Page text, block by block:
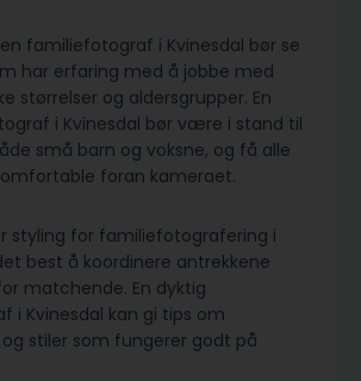
familiefotograf i Kvinesdal bør se
har erfaring med å jobbe med
størrelser og aldersgrupper. En
i Kvinesdal bør være i stand til
små barn og voksne, og få alle
foran kameraet.
styling for familiefotografering i
best å koordinere antrekkene
matchende. En dyktig
i Kvinesdal kan gi tips om
stiler som fungerer godt på